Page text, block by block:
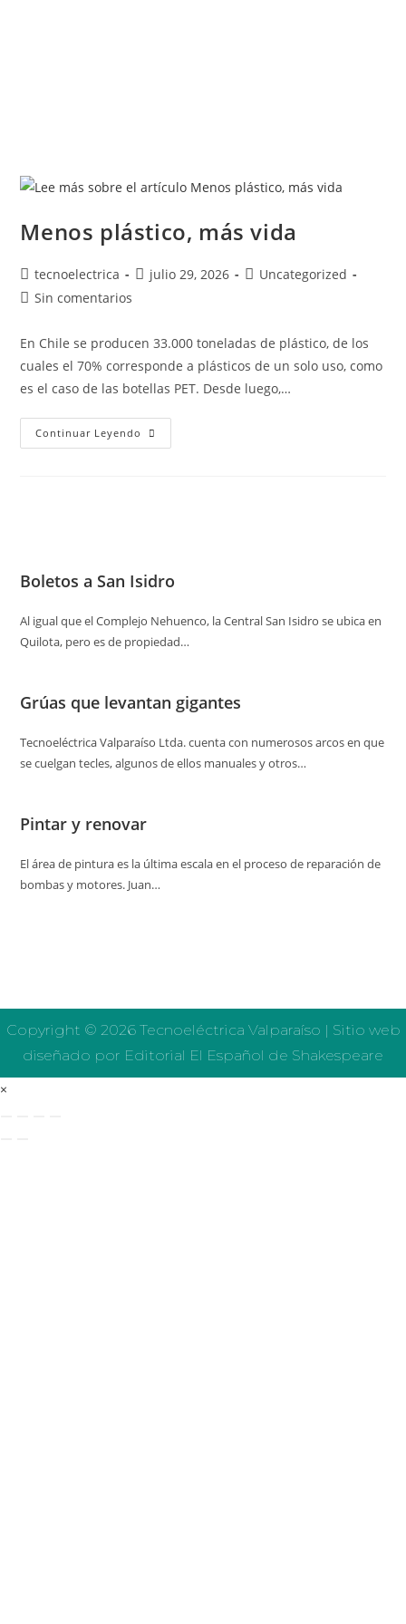
Menos plástico, más vida
tecnoelectrica julio 29, 2026
Uncategorized
Sin comentarios
En Chile se producen 33.000 toneladas de plástico, de los
cuales el 70% corresponde a plásticos de un solo uso, como
es el caso de las botellas PET. Desde luego,…
Continuar Leyendo
Boletos a San Isidro
Al igual que el Complejo Nehuenco, la Central San Isidro se ubica en
Quilota, pero es de propiedad…
Grúas que levantan gigantes
Tecnoeléctrica Valparaíso Ltda. cuenta con numerosos arcos en que
se cuelgan tecles, algunos de ellos manuales y otros…
Pintar y renovar
El área de pintura es la última escala en el proceso de reparación de
bombas y motores. Juan…
Copyright © 2026 Tecnoeléctrica Valparaíso | Sitio web
diseñado por Editorial El Español de Shakespeare
×